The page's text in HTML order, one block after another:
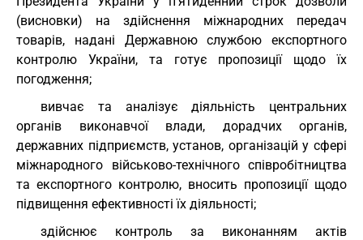
(висновки) на здійснення міжнародних передач
товарів, надані Державною службою експортного
контролю України, та готує пропозиції щодо їх
погодження;
вивчає та аналізує діяльність центральних
органів виконавчої влади, дорадчих органів,
державних підприємств, установ, організацій у сфері
міжнародного військово-технічного співробітництва
та експортного контролю, вносить пропозиції щодо
підвищення ефективності їх діяльності;
здійснює контроль за виконанням актів